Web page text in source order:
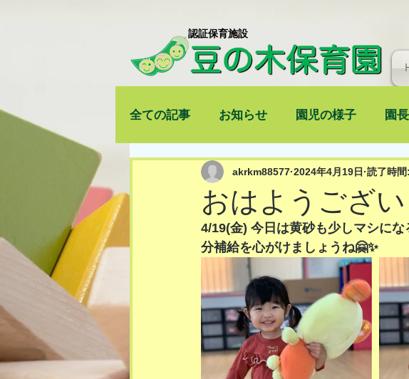
​認証保育施設
全ての記事 お知らせ 園児の様子 園
おはようござ
akrkm88577 2024年4月19日 読了時
4/19(金) 今日は黄砂も少しマシに
分補給を心がけましょうね🤗✨